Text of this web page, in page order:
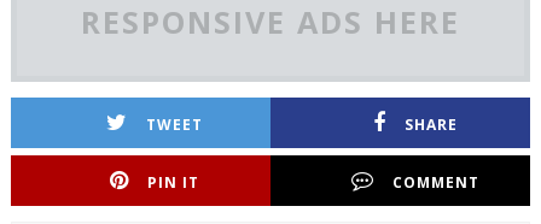
RESPONSIVE ADS HERE
TWEET SHARE
PIN IT COMMENT